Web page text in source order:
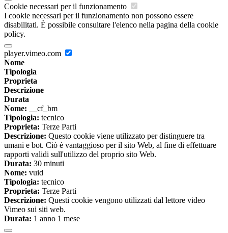
Cookie necessari per il funzionamento
I cookie necessari per il funzionamento non possono essere
disabilitati. È possibile consultare l'elenco nella pagina della cookie
policy.
player.vimeo.com
Nome
Tipologia
Proprieta
Descrizione
Durata
Nome: __cf_bm
Tipologia: tecnico
Proprieta: Terze Parti
Descrizione: Questo cookie viene utilizzato per distinguere tra
umani e bot. Ciò è vantaggioso per il sito Web, al fine di effettuare
rapporti validi sull'utilizzo del proprio sito Web.
Durata: 30 minuti
Nome: vuid
Tipologia: tecnico
Proprieta: Terze Parti
Descrizione: Questi cookie vengono utilizzati dal lettore video
Vimeo sui siti web.
Durata: 1 anno 1 mese